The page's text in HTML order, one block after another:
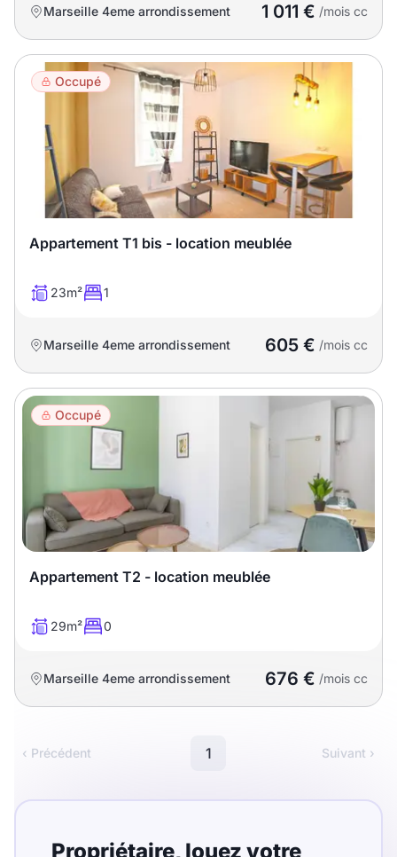
Marseille 4eme arrondissement 1 011 € /mois cc
Occupé
Appartement T1 bis - location meublée
23m² 1
Marseille 4eme arrondissement 605 € /mois cc
Occupé
Appartement T2 - location meublée
29m² 0
Marseille 4eme arrondissement 676 € /mois cc
‹ Précédent 1 Suivant ›
Propriétaire, louez votre